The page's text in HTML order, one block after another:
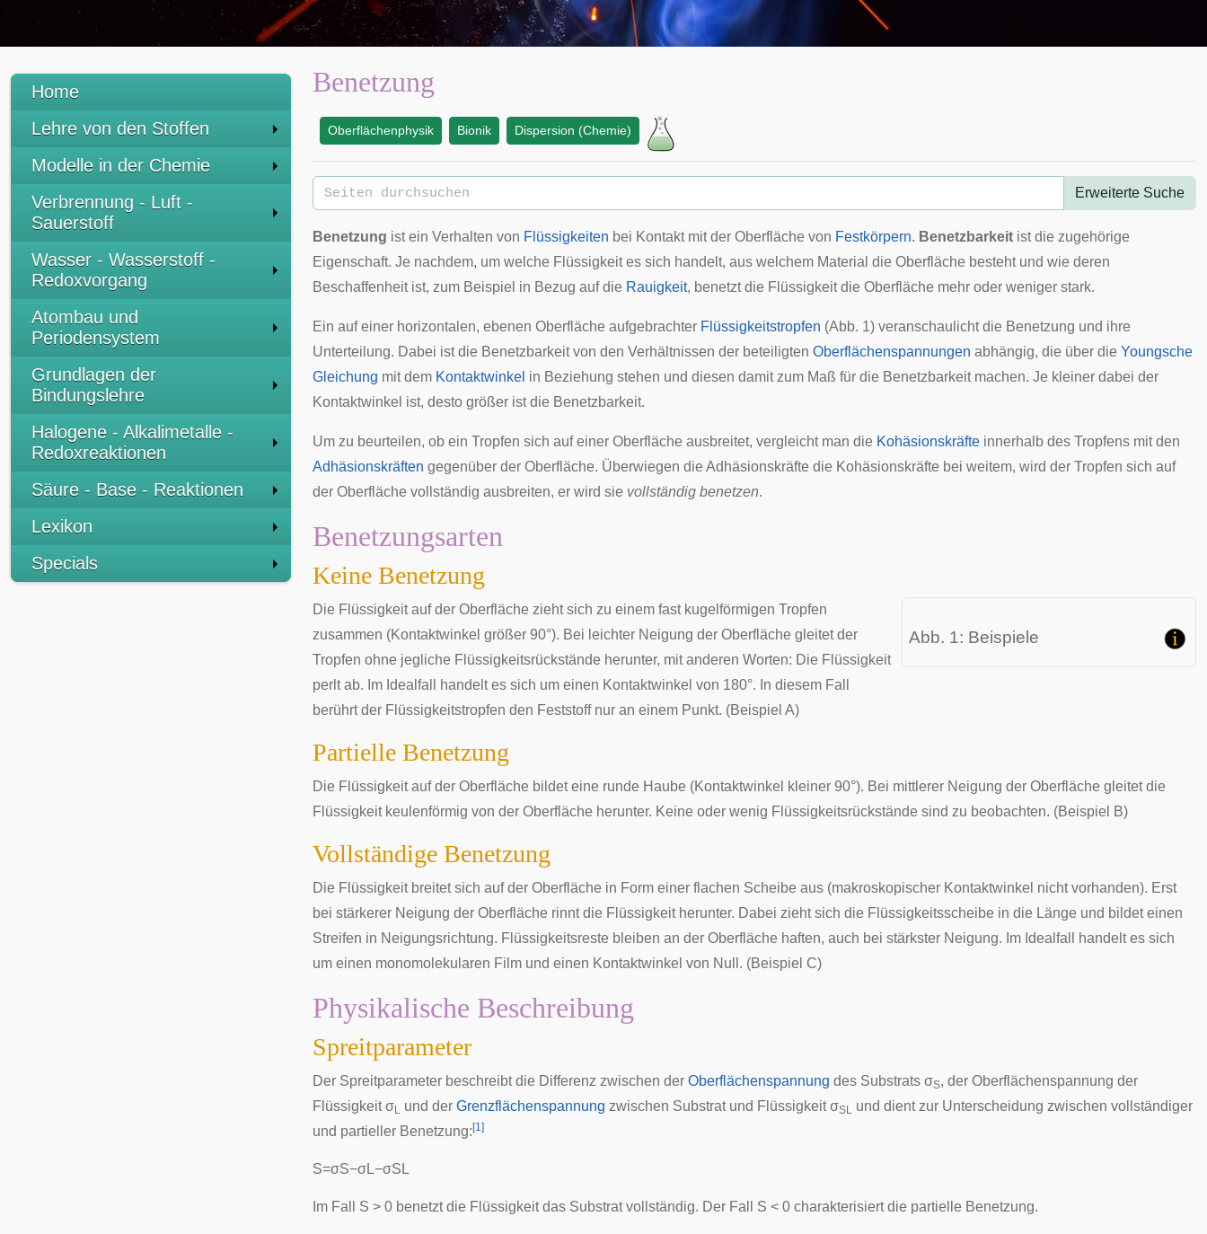
Home
Lehre von den Stoffen
Modelle in der Chemie
Verbrennung - Luft -
Sauerstoff
Wasser - Wasserstoff -
Redoxvorgang
Atombau und
Periodensystem
Grundlagen der
Bindungslehre
Halogene - Alkalimetalle -
Redoxreaktionen
Säure - Base - Reaktionen
Lexikon
Specials
Benetzung
Oberflächenphysik Bionik Dispersion (Chemie)
Erweiterte Suche
Benetzung ist ein Verhalten von Flüssigkeiten bei Kontakt mit der Oberfläche von Festkörpern. Benetzbarkeit ist die zugehörige
Eigenschaft. Je nachdem, um welche Flüssigkeit es sich handelt, aus welchem Material die Oberfläche besteht und wie deren
Beschaffenheit ist, zum Beispiel in Bezug auf die Rauigkeit, benetzt die Flüssigkeit die Oberfläche mehr oder weniger stark.
Ein auf einer horizontalen, ebenen Oberfläche aufgebrachter Flüssigkeitstropfen (Abb. 1) veranschaulicht die Benetzung und ihre
Unterteilung. Dabei ist die Benetzbarkeit von den Verhältnissen der beteiligten Oberflächenspannungen abhängig, die über die Youngsche
Gleichung mit dem Kontaktwinkel in Beziehung stehen und diesen damit zum Maß für die Benetzbarkeit machen. Je kleiner dabei der
Kontaktwinkel ist, desto größer ist die Benetzbarkeit.
Um zu beurteilen, ob ein Tropfen sich auf einer Oberfläche ausbreitet, vergleicht man die Kohäsionskräfte innerhalb des Tropfens mit den
Adhäsionskräften gegenüber der Oberfläche. Überwiegen die Adhäsionskräfte die Kohäsionskräfte bei weitem, wird der Tropfen sich auf
der Oberfläche vollständig ausbreiten, er wird sie vollständig benetzen.
Benetzungsarten
Keine Benetzung
Abb. 1: Beispiele
Die Flüssigkeit auf der Oberfläche zieht sich zu einem fast kugelförmigen Tropfen
zusammen (Kontaktwinkel größer 90°). Bei leichter Neigung der Oberfläche gleitet der
Tropfen ohne jegliche Flüssigkeitsrückstände herunter, mit anderen Worten: Die Flüssigkeit
perlt ab. Im Idealfall handelt es sich um einen Kontaktwinkel von 180°. In diesem Fall
berührt der Flüssigkeitstropfen den Feststoff nur an einem Punkt. (Beispiel A)
Partielle Benetzung
Die Flüssigkeit auf der Oberfläche bildet eine runde Haube (Kontaktwinkel kleiner 90°). Bei mittlerer Neigung der Oberfläche gleitet die
Flüssigkeit keulenförmig von der Oberfläche herunter. Keine oder wenig Flüssigkeitsrückstände sind zu beobachten. (Beispiel B)
Vollständige Benetzung
Die Flüssigkeit breitet sich auf der Oberfläche in Form einer flachen Scheibe aus (makroskopischer Kontaktwinkel nicht vorhanden). Erst
bei stärkerer Neigung der Oberfläche rinnt die Flüssigkeit herunter. Dabei zieht sich die Flüssigkeitsscheibe in die Länge und bildet einen
Streifen in Neigungsrichtung. Flüssigkeitsreste bleiben an der Oberfläche haften, auch bei stärkster Neigung. Im Idealfall handelt es sich
um einen monomolekularen Film und einen Kontaktwinkel von Null. (Beispiel C)
Physikalische Beschreibung
Spreitparameter
Der Spreitparameter beschreibt die Differenz zwischen der Oberflächenspannung des Substrats σS, der Oberflächenspannung der
Flüssigkeit σL und der Grenzflächenspannung zwischen Substrat und Flüssigkeit σSL und dient zur Unterscheidung zwischen vollständiger
und partieller Benetzung: [1]
S=σS−σL−σS L
Im Fall S > 0 benetzt die Flüssigkeit das Substrat vollständig. Der Fall S < 0 charakterisiert die partielle Benetzung.